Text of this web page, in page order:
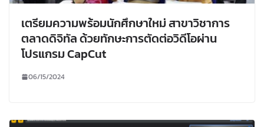
เตรียมความพร้อมนักศึกษาใหม่ สาขาวิชาการ
ตลาดดิจิทัล ด้วยทักษะการตัดต่อวิดีโอผ่าน
โปรแกรม CapCut
06/15/2024